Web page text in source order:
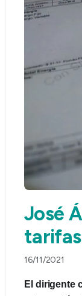
José
16/11/2021
El dirigente